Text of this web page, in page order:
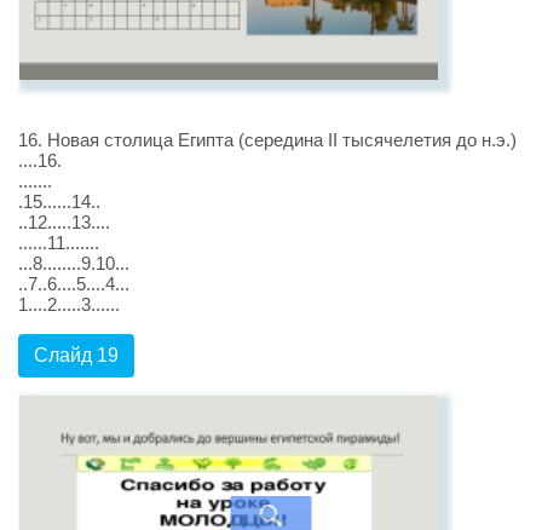
16. Новая столица Египта (середина II тысячелетия до н.э.)
....16.
.......
.15......14..
..12.....13....
......11.......
...8........9.10...
..7..6....5....4...
1....2.....3......
Слайд 19